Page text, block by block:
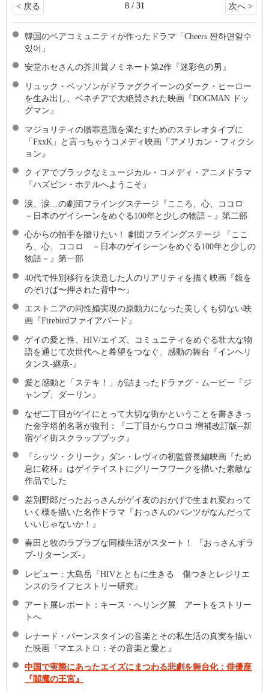
< 戻る 8 / 31 次へ >
韓国のベアコミュニティが作ったドラマ「Cheers 짠하면알수
있어」
安堂ホセさんの芥川賞ノミネート第2作『迷彩色の男』
リュック・ベッソンがドラァグクイーンのダーク・ヒーロー
を生み出し、ベネチアで大絶賛された映画『DOGMAN ドッ
グマン』
マジョリティの贖罪意識を満たすためのステレオタイプに
「FxxK」と言っちゃうコメディ映画『アメリカン・フィクシ
ョン』
クィアでブラックなミュージカル・コメディ・アニメドラマ
『ハズビン・ホテルへようこそ』
涙、涙…の劇団フライングステージ『こころ、心、ココロ
－日本のゲイシーンをめぐる100年と少しの物語－』第二部
心からの拍手を贈りたい！ 劇団フライングステージ 『ここ
ろ、心、ココロ －日本のゲイシーンをめぐる100年と少しの
物語－』第一部
40代で性別移行を決意した人のリアリティを描く映画『鏡を
のぞけば〜押された背中〜』
エストニアの同性婚実現の原動力になった美しくも切ない映
画『Firebirdファイアバード』
ゲイの愛と性、HIV/エイズ、コミュニティをめぐる壮大な物
語を通じて次世代へと希望をつなぐ、感動の舞台『インヘリ
タンス-継承-』
愛と感動と「ステキ！」が詰まったドラァグ・ムービー『ジ
ャンプ、ダーリン』
なぜ二丁目がゲイにとって大切な街かということを書ききっ
た金字塔的名著が復刊：『二丁目からウロコ 増補改訂版--新
宿ゲイ街スクラップブック』
『シッツ・クリーク』ダン・レヴィの初監督長編映画『ため
息に乾杯』はゲイテイストにグリーフワークを描いた素敵な
作品でした
差別野郎だったおっさんがゲイ友のおかげで生まれ変わって
いく様を描いた名作ドラマ『おっさんのパンツがなんだって
いいじゃないか！』
春田と牧のラブラブな同棲生活がスタート！ 『おっさんずラ
ブ-リターンズ-』
レビュー：大島岳『HIVとともに生きる 傷つきとレジリエ
ンスのライフヒストリー研究』
アート展レポート：キース・へリング展 アートをストリー
トへ
レナード・バーンスタインの音楽とその私生活の真実を描い
た映画『マエストロ：その音楽と愛と』
中国で実際にあったエイズにまつわる悲劇を舞台化：俳優座
『閻魔の王宮』